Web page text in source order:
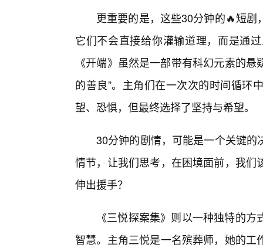
更重要的是，这些30分钟的🔥短
它们不会直接给你灌输道理，而是通
《开端》虽然是一部带有科幻元素的
的善良”。主角们在一次次的时间循环
望、恐惧，但最终选择了坚持与希望。
30分钟的剧情，可能是一个关键
情节，让我们思考，在困境面前，我
伸出援手？
《三悦探案集》则以一种独特的
智慧。主角三悦是一名殡葬师，她的